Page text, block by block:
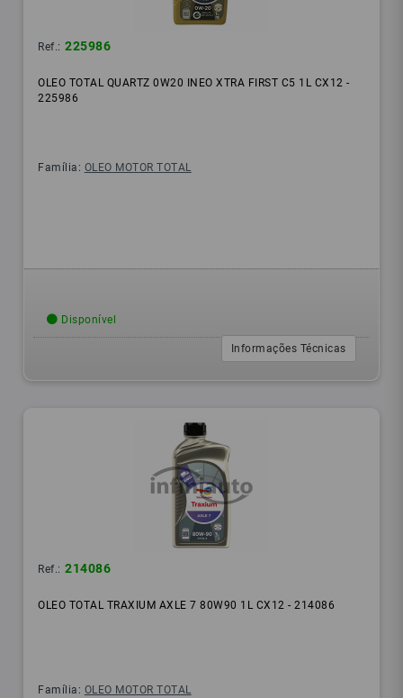
Ref.: 225986
OLEO TOTAL QUARTZ 0W20 INEO XTRA FIRST C5 1L CX12 -
225986
Família: OLEO MOTOR TOTAL
Disponível
Informações Técnicas
Ref.: 214086
OLEO TOTAL TRAXIUM AXLE 7 80W90 1L CX12 - 214086
Família: OLEO MOTOR TOTAL